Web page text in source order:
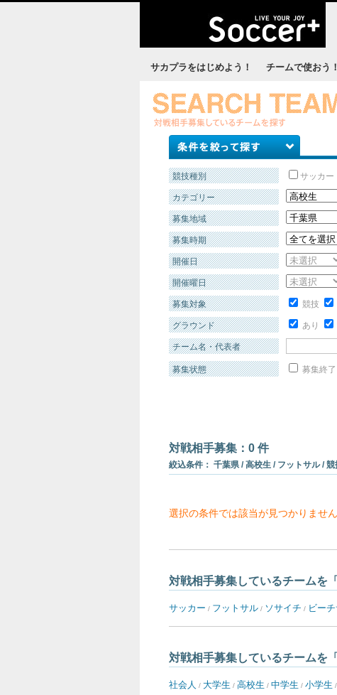
サカプラをはじめよう！ チームで使おう！
競技種別 サッカー
カテゴリー
募集地域
募集時期
開催日
開催曜日
募集対象 競技
グラウンド あり
チーム名・代表者
募集状態 募集終
対戦相手募集：0 件
絞込条件： 千葉県 / 高校生 / フットサル /
選択の条件では該当が見つかりませ
対戦相手募集しているチームを
サッカー / フットサル / ソサイチ / ビー
対戦相手募集しているチームを
社会人 / 大学生 / 高校生 / 中学生 / 小学生 /